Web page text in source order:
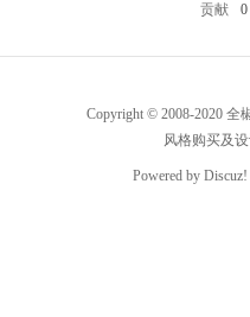
贡献 0
Copyright © 2008-2020 全
风格购买及设
Powered by Discuz!